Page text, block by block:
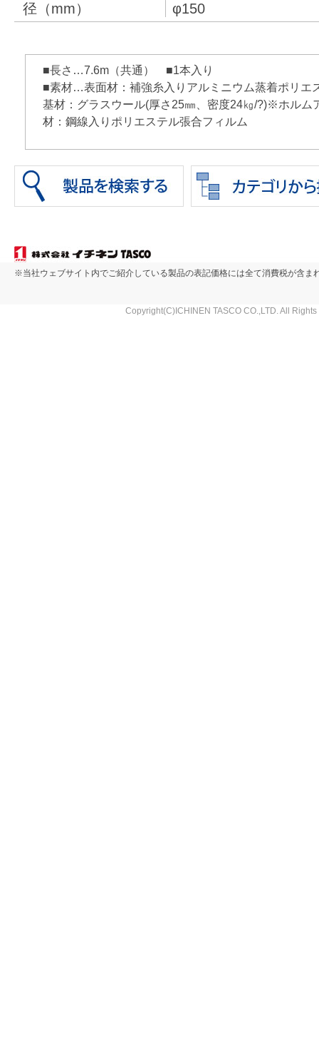
径（mm） φ150
■長さ…7.6m（共通） ■1本入り
■素材…表面材：補強糸入りアルミニウム蒸着ポリエ
基材：グラスウール(厚さ25㎜、密度24㎏/?)※ホルム
材：鋼線入りポリエステル張合フィルム
※当社ウェブサイト内でご紹介している製品の表記価格には全て消費税が含ま
Copyright(C)ICHINEN TASCO CO.,LTD. All